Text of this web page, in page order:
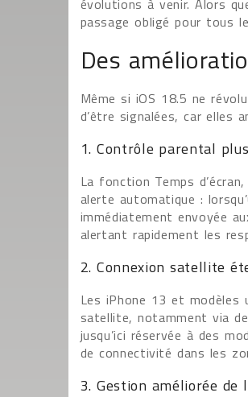
évolutions à venir. Alors
passage obligé pour tous
Des
Même si iOS 18.5 ne
d’être signalées, car elles
1. Contrôle parental
La fonction Temps
alerte automatique :
immédiatement envoyée
alertant rapidement les
2. Connexion satellite
Les iPhone 13 et modèles
satellite, notamment via
jusqu’ici réservée à des
de connectivité dans les
3. Gestion améliorée de